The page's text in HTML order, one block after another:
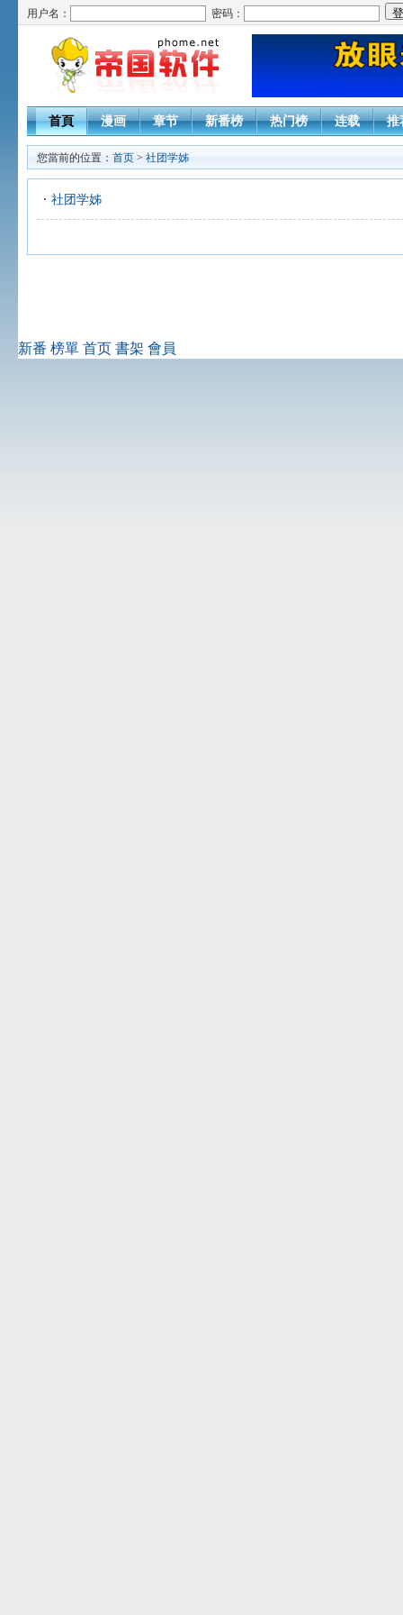
用户名： 密码：
首頁 漫画 章节 新番榜 热门榜 连载 推
您當前的位置： 首页 > 社团学姊
社团学姊
新番 榜單 首页 書架 會員